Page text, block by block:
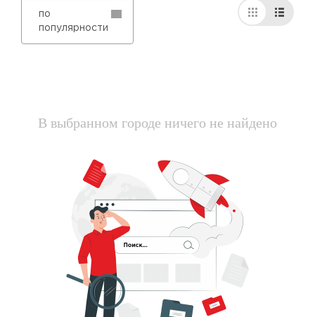
по
популярности
В выбранном городе ничего не найдено